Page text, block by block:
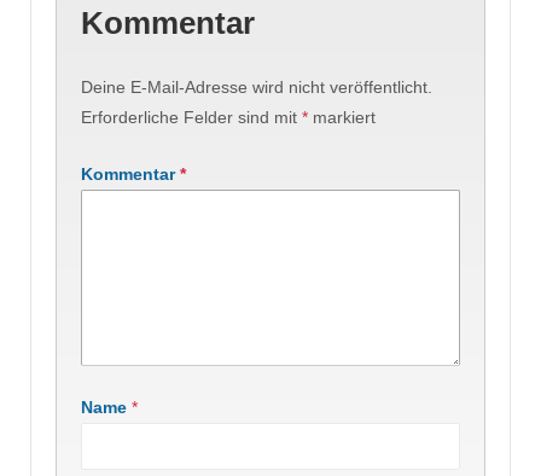
Kommentar
Deine E-Mail-Adresse wird nicht veröffentlicht.
Erforderliche Felder sind mit * markiert
Kommentar*
Name *